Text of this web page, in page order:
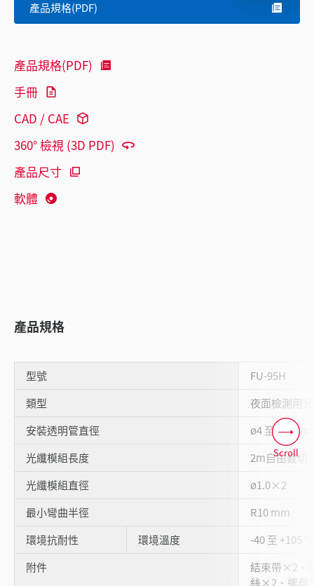
產品規格(PDF)
產品規格(PDF)
手冊
CAD / CAE
360° 檢視 (3D PDF)
產品尺寸
軟體
產品規格
型號
FU-95H
類型
夜面檢測用
安裝透明管直徑
ø4 至 26 mm
光纖模組長度
2m自由裁切
光纖模組直徑
ø1.0×2
最小彎曲半徑
R10 mm
環境抗耐性
環境溫度
-40 至 +105
附件
結束帶×2、
絲×2、螺母
Scroll